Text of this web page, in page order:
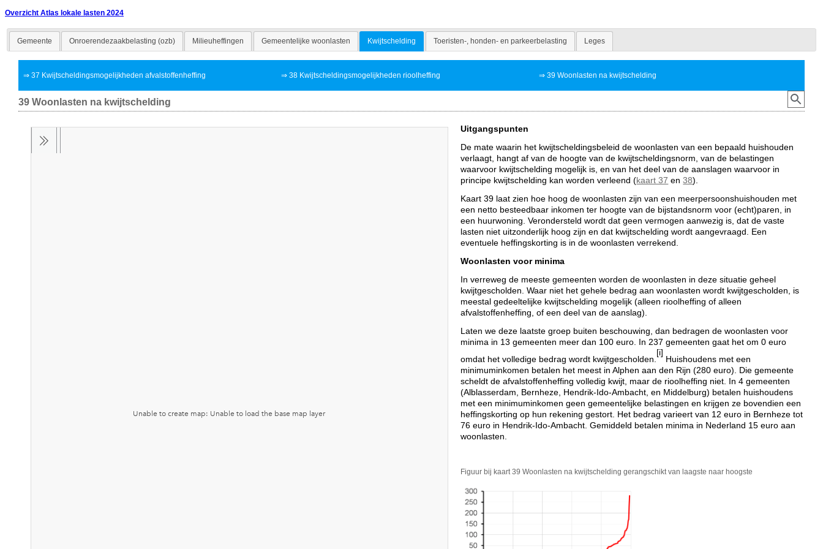
Overzicht Atlas lokale lasten 2024
Gemeente Onroerendezaakbelasting (ozb) Milieuheffingen Gemeentelijke woonlasten Kwijtschelding Toeristen-, honden- en parkeerbelasting Leges
⇒37 Kwijtscheldingsmogelijkheden afvalstoffenheffing ⇒38 Kwijtscheldingsmogelijkheden rioolheffing ⇒ 39 Woonlasten na kwijtschelding
39 Woonlasten na kwijtschelding
Uitgangspunten
De mate waarin het kwijtscheldingsbeleid de woonlasten van een bepaald huishouden
verlaagt, hangt af van de hoogte van de kwijtscheldingsnorm, van de belastingen
waarvoor kwijtschelding mogelijk is, en van het deel van de aanslagen waarvoor in
principe kwijtschelding kan worden verleend (kaart 37 en38).
Kaart 39 laat zien hoe hoog de woonlasten zijn van een meerpersoonshuishouden met
een netto besteedbaar inkomen ter hoogte van de bijstandsnorm voor (echt)paren, in
een huurwoning. Verondersteld wordt dat geen vermogen aanwezig is, dat de vaste
lasten niet uitzonderlijk hoog zijn en dat kwijtschelding wordt aangevraagd. Een
eventuele heffingskorting is in de woonlasten verrekend.
Woonlasten voor minima
In verreweg de meeste gemeenten worden de woonlasten in deze situatie geheel
kwijtgescholden. Waar niet het gehele bedrag aan woonlasten wordt kwijtgescholden, is
meestal gedeeltelijke kwijtschelding mogelijk (alleen rioolheffing of alleen
afvalstoffenheffing, of een deel van de aanslag).
Laten we deze laatste groep buiten beschouwing, dan bedragen de woonlasten voor
minima in 13 gemeenten meer dan 100 euro. In 237 gemeenten gaat het om 0 euro
omdat het volledige bedrag wordt kwijtgescholden.
[i]
Huishoudens met een
minimuminkomen betalen het meest in Alphen aan den Rijn (280 euro). Die gemeente
scheldt de afvalstoffenheffing volledig kwijt, maar de rioolheffing niet. In 4 gemeenten
(Alblasserdam, Bernheze, Hendrik-Ido-Ambacht, en Middelburg) betalen huishoudens
met een minimuminkomen geen gemeentelijke belastingen en krijgen ze bovendien een
heffingskorting op hun rekening gestort. Het bedrag varieert van 12 euro in Bernheze tot
76 euro in Hendrik-Ido-Ambacht. Gemiddeld betalen minima in Nederland 15 euro aan
woonlasten.
Figuur bij kaart 39 Woonlasten na kwijtschelding gerangschikt van laagste naar hoogste